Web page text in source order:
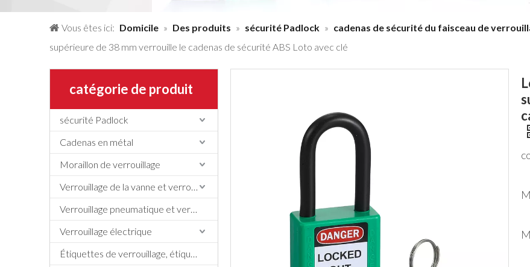
Vous êtes ici: Domicile » Des produits » sécurité Padlock » cadenas de sécurité du faisceau de
supérieure de 38 mm verrouille le cadenas de sécurité ABS Loto avec clé
catégorie de produit
sécurité Padlock
Cadenas en métal
Moraillon de verrouillage
Verrouillage de la vanne et verrouillage du tuyau
Verrouillage pneumatique et verrouillage du cylindre
Verrouillage électrique
Étiquettes de verrouillage, étiquettes et signe